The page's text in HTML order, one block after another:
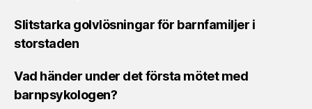
Slitstarka golvlösningar för barnfamiljer i
storstaden
Vad händer under det första mötet med
barnpsykologen?